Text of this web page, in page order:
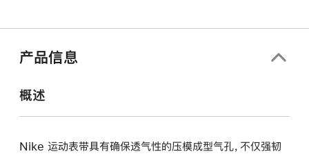
中
产品信息
概述
Nike 运动表带具有确保透气性的压模成型气孔，不仅强韧